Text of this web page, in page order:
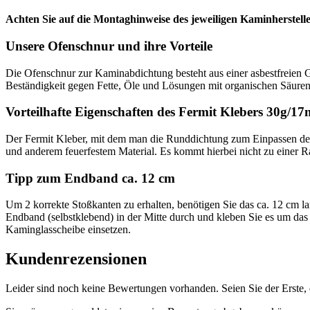
Achten Sie auf die Montaghinweise des jeweiligen
Unsere Ofenschnur und ihre Vorteile
Die Ofenschnur zur Kaminabdichtung besteht aus einer
Beständigkeit gegen Fette, Öle und Lösungen mit organischen
Vorteilhafte Eigenschaften des Fermit Klebers 30g/
Der Fermit Kleber, mit dem man die Runddichtung zum Einpassen
und anderem feuerfestem Material. Es kommt hierbei nicht zu einer
Tipp zum Endband ca. 12 cm
Um 2 korrekte Stoßkanten zu erhalten, benötigen Sie das ca. 12 cm
Endband (selbstklebend) in der Mitte durch und kleben Sie es um
Kaminglasscheibe einsetzen.
Kundenrezensionen
Leider sind noch keine Bewertungen vorhanden. Seien Sie der